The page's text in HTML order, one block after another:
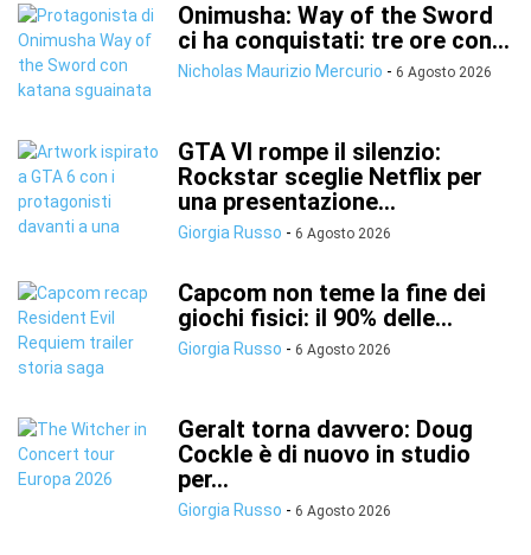
Onimusha: Way of the Sword
ci ha conquistati: tre ore con...
Nicholas Maurizio Mercurio - 6 Agosto 2026
GTA VI rompe il silenzio:
Rockstar sceglie Netflix per
una presentazione...
Giorgia Russo - 6 Agosto 2026
Capcom non teme la fine dei
giochi fisici: il 90% delle...
Giorgia Russo - 6 Agosto 2026
Geralt torna davvero: Doug
Cockle è di nuovo in studio
per...
Giorgia Russo - 6 Agosto 2026